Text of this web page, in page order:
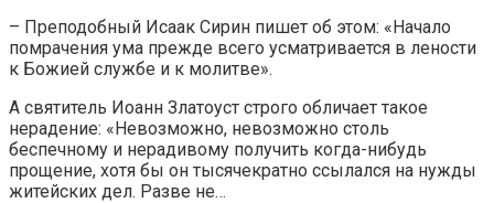
– Преподобный Исаак Сирин пишет об этом: «Начало
помрачения ума прежде всего усматривается в лености
к Божией службе и к молитве».
А святитель Иоанн Златоуст строго обличает такое
нерадение: «Невозможно, невозможно столь
беспечному и нерадивому получить когда-нибудь
прощение, хотя бы он тысячекратно ссылался на нужды
житейских дел. Разве не…